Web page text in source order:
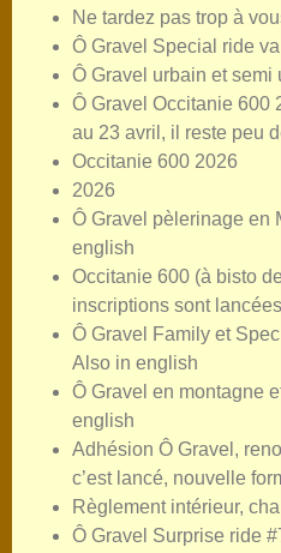
Ne tardez pas trop à
Ô Gravel Special ride
Ô Gravel urbain et semi
Ô Gravel Occitanie 600
au 23 avril, il reste peu
Occitanie 600 2026
2026
Ô Gravel pèlerinage en
english
Occitanie 600 (à bisto
inscriptions sont
Ô Gravel Family et
Also in english
Ô Gravel en montagne
english
Adhésion Ô Gravel,
c’est lancé, nouvelle
Règlement intérieur,
Ô Gravel Surprise ride